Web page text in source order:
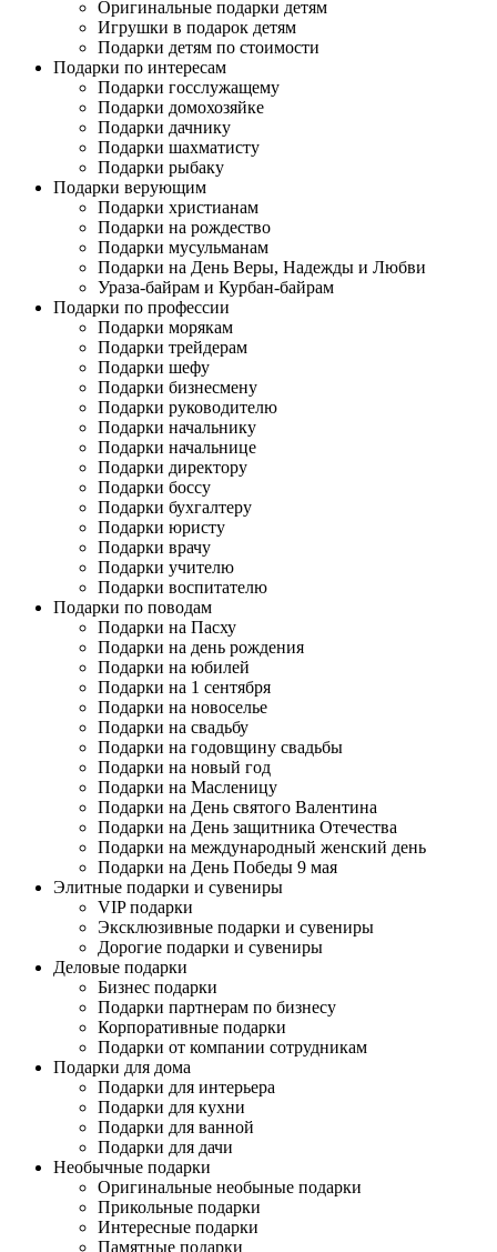
Оригинальные подарки детям
Игрушки в подарок детям
Подарки детям по стоимости
Подарки по интересам
Подарки госслужащему
Подарки домохозяйке
Подарки дачнику
Подарки шахматисту
Подарки рыбаку
Подарки верующим
Подарки христианам
Подарки на рождество
Подарки мусульманам
Подарки на День Веры, Надежды и Любви
Ураза-байрам и Курбан-байрам
Подарки по профессии
Подарки морякам
Подарки трейдерам
Подарки шефу
Подарки бизнесмену
Подарки руководителю
Подарки начальнику
Подарки начальнице
Подарки директору
Подарки боссу
Подарки бухгалтеру
Подарки юристу
Подарки врачу
Подарки учителю
Подарки воспитателю
Подарки по поводам
Подарки на Пасху
Подарки на день рождения
Подарки на юбилей
Подарки на 1 сентября
Подарки на новоселье
Подарки на свадьбу
Подарки на годовщину свадьбы
Подарки на новый год
Подарки на Масленицу
Подарки на День святого Валентина
Подарки на День защитника Отечества
Подарки на международный женский день
Подарки на День Победы 9 мая
Элитные подарки и сувениры
VIP подарки
Эксклюзивные подарки и сувениры
Дорогие подарки и сувениры
Деловые подарки
Бизнес подарки
Подарки партнерам по бизнесу
Корпоративные подарки
Подарки от компании сотрудникам
Подарки для дома
Подарки для интерьера
Подарки для кухни
Подарки для ванной
Подарки для дачи
Необычные подарки
Оригинальные необыные подарки
Прикольные подарки
Интересные подарки
Памятные подарки